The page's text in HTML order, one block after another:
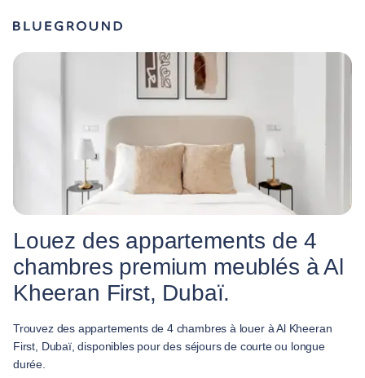
Louez des appartements de 4
chambres premium meublés à Al
Kheeran First, Dubaï.
Trouvez des appartements de 4 chambres à louer à Al Kheeran
First, Dubaï, disponibles pour des séjours de courte ou longue
durée.